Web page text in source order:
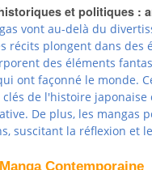
et politiques :
vont au-delà du
récits plongent dans des
des éléments
ont façonné le monde.
clés de l'histoire
De plus, les mangas
suscitant la réflexion et
Contemporaine